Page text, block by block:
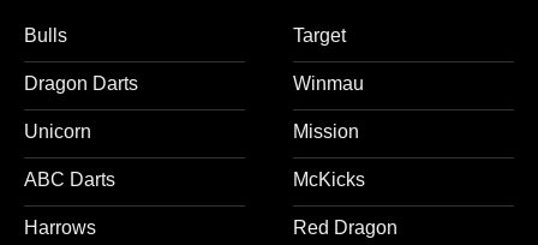
Bulls
Dragon Darts
Unicorn
ABC Darts
Harrows
Target
Winmau
Mission
McKicks
Red Dragon